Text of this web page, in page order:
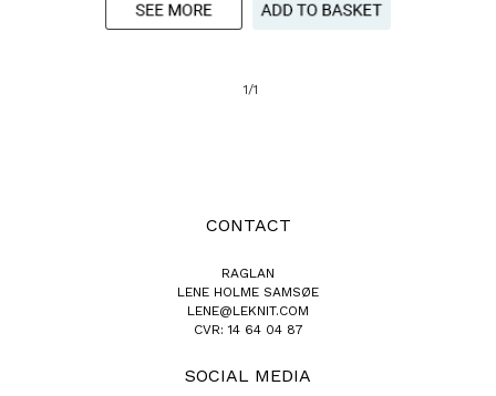
1/1
CONTACT
RAGLAN
LENE HOLME SAMSØE
LENE@LEKNIT.COM
CVR: 14 64 04 87
SOCIAL MEDIA